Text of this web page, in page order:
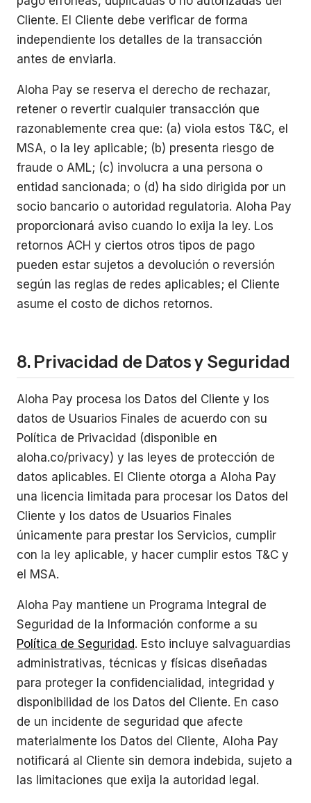
Cliente. El Cliente debe verificar de forma
independiente los detalles de la transacción
antes de enviarla.
Aloha Pay se reserva el derecho de rechazar,
retener o revertir cualquier transacción que
razonablemente crea que: (a) viola estos T&C, el
MSA, o la ley aplicable; (b) presenta riesgo de
fraude o AML; (c) involucra a una persona o
entidad sancionada; o (d) ha sido dirigida por un
socio bancario o autoridad regulatoria. Aloha Pay
proporcionará aviso cuando lo exija la ley. Los
retornos ACH y ciertos otros tipos de pago
pueden estar sujetos a devolución o reversión
según las reglas de redes aplicables; el Cliente
asume el costo de dichos retornos.
8. Privacidad de Datos y Seguridad
Aloha Pay procesa los Datos del Cliente y los
datos de Usuarios Finales de acuerdo con su
Política de Privacidad (disponible en
aloha.co/privacy) y las leyes de protección de
datos aplicables. El Cliente otorga a Aloha Pay
una licencia limitada para procesar los Datos del
Cliente y los datos de Usuarios Finales
únicamente para prestar los Servicios, cumplir
con la ley aplicable, y hacer cumplir estos T&C y
el MSA.
Aloha Pay mantiene un Programa Integral de
Seguridad de la Información conforme a su
Política de Seguridad. Esto incluye salvaguardias
administrativas, técnicas y físicas diseñadas
para proteger la confidencialidad, integridad y
disponibilidad de los Datos del Cliente. En caso
de un incidente de seguridad que afecte
materialmente los Datos del Cliente, Aloha Pay
notificará al Cliente sin demora indebida, sujeto a
las limitaciones que exija la autoridad legal.